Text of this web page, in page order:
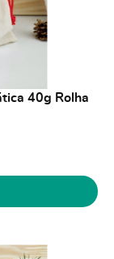
40g Rolha